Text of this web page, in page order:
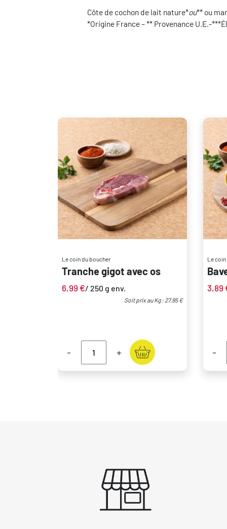
Côte de cochon de lait nature*ou** ou
*Origine France – ** Provenance U.E.-
Le coin du boucher
Tranche gigot avec os
6,99 €/ 250 g env.
Soit prix au Kg : 27.95 €
- +
Le
3,89
-